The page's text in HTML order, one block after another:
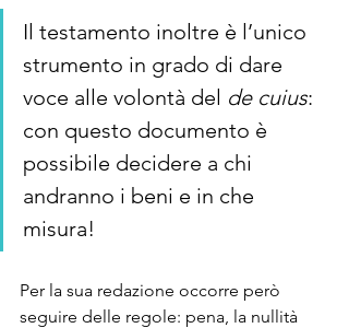
Il testamento inoltre è l’unico
strumento in grado di dare
voce alle volontà del de cuius:
con questo documento è
possibile decidere a chi
andranno i beni e in che
misura!
Per la sua redazione occorre però
seguire delle regole: pena, la nullità